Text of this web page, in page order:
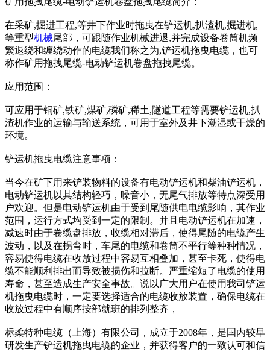
在采矿,掘进工程,等井下作业时拖曳在铲运机,扒渣机,掘进机,
等重型机械尾部，可跟随作业机械进退,并完成设备卷筒机频
繁退绕和缠绕动作的电缆我们称之为,铲运机拖曳电缆，也可
称作矿用拖拽尾缆-电动铲运机卷盘拖拽尾缆。
应用范围：
可应用于铜矿,铁矿,煤矿,磷矿,稀土,隧道工程等需要铲运机,扒
渣机作业的运输与输送系统，可用于室外及井下潮湿或干燥的
环境。
铲运机拖曳电缆注意事项：
当今在矿下用来铲装物料的设备有电动铲运机和柴油铲运机，
电动铲运机以其结构轻巧，噪音小，无尾气排放等特点深受用
户欢迎。但是电动铲运机由于受到尾随供电电缆影响，其作业
范围，运行方式均受到一定的限制。并且电动铲运机在加速，
减速时由于卷缆盘排放，收缆相对滞后，使得尾随的电缆产生
波动，以及在拐弯时，车尾的电缆和卷筒不平行等种种情况，
容易使得电缆在收放过程中容易互相叠加，甚至卡死，使得电
缆不能顺利排出而导致被损伤和拉断。严重缩短了电缆的使用
寿命，甚至造成生产安全事故。说以广大用户在使用我司铲运
机拖曳电缆时，一定要选择适合的电缆收放装置，确保电缆在
收放过程中有顺序按部就班的排列整齐，
标柔特种电缆（上海）有限公司，成立于2008年，是国内较早
研发生产铲运机拖曳电缆的企业，并获得客户的一致认可和信